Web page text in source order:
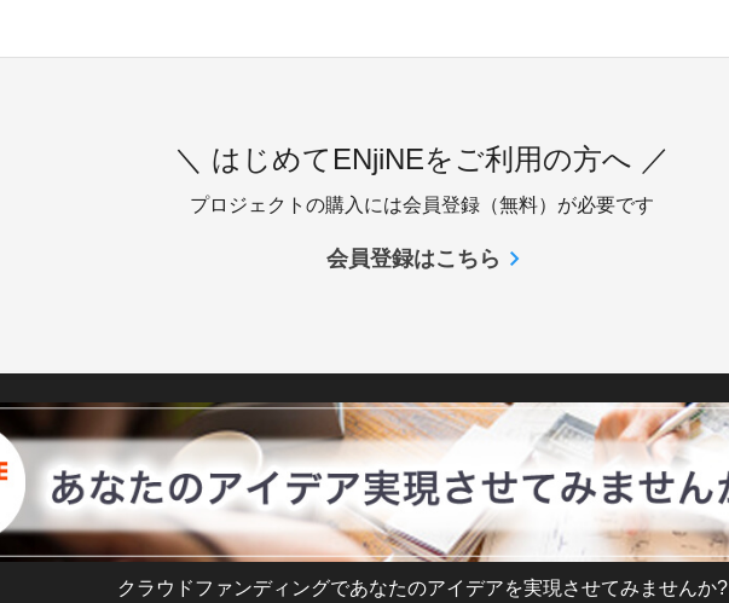
＼ はじめてENjiNEをご利用の方へ ／
プロジェクトの購入には会員登録（無料）が必要です
会員登録はこちら
クラウドファンディングであなたのアイデアを実現させてみませんか?